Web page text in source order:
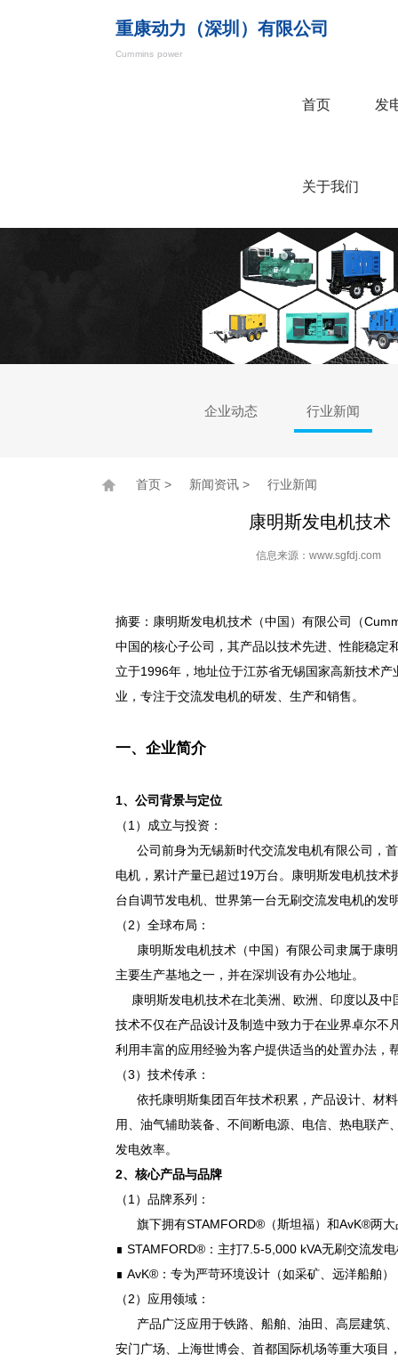
重康动力（深圳）有限公司
Cummins power
首页 发
关于我们
企业动态 行业新闻
首页 > 新闻资讯 > 行业新闻
康明斯发电机技
信息来源：
摘要：康明斯发电机技术（中国）有限公司（
中国的核心子公司，其产品以技术先进、性能稳定
立于1996年，地址位于江苏省无锡国家高新技术
业，专注于交流发电机的研发、生产和销售。
一、企业简介
1、 公司背景与定位
（1）成立与投资：
公司前身为无锡新时代交流发电机有限公司，
电机，累计产量已超过19万台。康明斯发电机技
台自调节发电机、世界第一台无刷交流发电机的发
（2）全球布局：
康明斯发电机技术（中国）有限公司隶属于康
主要生产基地之一，并在深圳设有办公地址。
康明斯发电机技术在北美洲、欧洲、印度以及中
技术不仅在产品设计及制造中致力于在业界卓尔不
利用丰富的应用经验为客户提供适当的处置办法，
（3）技术传承：
依托康明斯集团百年技术积累，产品设计、材
用、油气辅助装备、不间断电源、电信、热电联
发电效率。
2、 核心产品与品牌
（1）品牌系列：
旗下拥有STAMFORD®（斯坦福）和AvK®两大
∎ STAMFORD®：主打7.5-5,000 kVA无刷交流发
∎ AvK®：专为严苛环境设计（如采矿、远洋船舶
（2）应用领域：
产品广泛应用于铁路、船舶、油田、高层建筑
安门广场、上海世博会、首都国际机场等重大项目